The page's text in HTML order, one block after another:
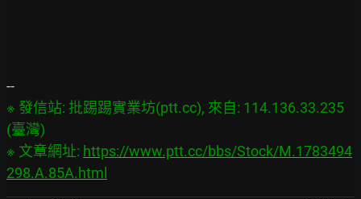
※ 發信站: 批踢踢實業坊(ptt.cc), 來自: 114.136.33.235
(臺灣)
※ 文章網址: https://www.ptt.cc/bbs/Stock/M.1783494
298.A.85A.html